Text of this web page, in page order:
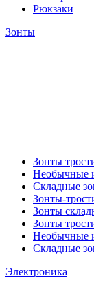
Рюкзаки
Зонты
Зонты
Необычные
Складные
Зонты-
Зонты
Зонты
Необычные
Складные
Электроника